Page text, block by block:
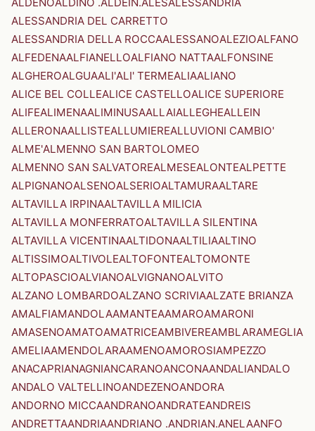
ALESSANDRIA DEL CARRETTO
ALESSANDRIA DELLA ROCCAALESSANOALEZIOALFANO
ALFEDENAALFIANELLOALFIANO NATTAALFONSINE
ALGHEROALGUAALI'ALI' TERMEALIAALIANO
ALICE BEL COLLEALICE CASTELLOALICE SUPERIORE
ALIFEALIMENAALIMINUSAALLAIALLEGHEALLEIN
ALLERONAALLISTEALLUMIEREALLUVIONI CAMBIO'
ALME'ALMENNO SAN BARTOLOMEO
ALMENNO SAN SALVATOREALMESEALONTEALPETTE
ALPIGNANOALSENOALSERIOALTAMURAALTARE
ALTAVILLA IRPINAALTAVILLA MILICIA
ALTAVILLA MONFERRATOALTAVILLA SILENTINA
ALTAVILLA VICENTINAALTIDONAALTILIAALTINO
ALTISSIMOALTIVOLEALTOFONTEALTOMONTE
ALTOPASCIOALVIANOALVIGNANOALVITO
ALZANO LOMBARDOALZANO SCRIVIAALZATE BRIANZA
AMALFIAMANDOLAAMANTEAAMAROAMARONI
AMASENOAMATOAMATRICEAMBIVEREAMBLARAMEGLIA
AMELIAAMENDOLARAAMENOAMOROSIAMPEZZO
ANACAPRIANAGNIANCARANOANCONAANDALIANDALO
ANDALO VALTELLINOANDEZENOANDORA
ANDORNO MICCAANDRANOANDRATEANDREIS
ANDRETTAANDRIAANDRIANO .ANDRIAN.ANELAANFO